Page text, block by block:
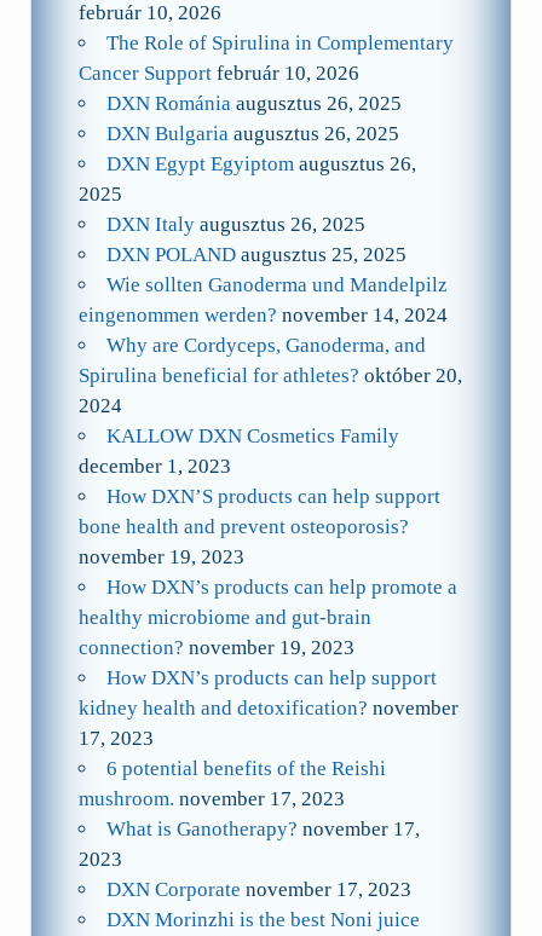
február 10, 2026
The Role of Spirulina in Complementary
Cancer Support február 10, 2026
DXN Románia augusztus 26, 2025
DXN Bulgaria augusztus 26, 2025
DXN Egypt Egyiptom augusztus 26,
2025
DXN Italy augusztus 26, 2025
DXN POLAND augusztus 25, 2025
Wie sollten Ganoderma und Mandelpilz
eingenommen werden? november 14, 2024
Why are Cordyceps, Ganoderma, and
Spirulina beneficial for athletes? október 20,
2024
KALLOW DXN Cosmetics Family
december 1, 2023
How DXN’S products can help support
bone health and prevent osteoporosis?
november 19, 2023
How DXN’s products can help promote a
healthy microbiome and gut-brain
connection? november 19, 2023
How DXN’s products can help support
kidney health and detoxification? november
17, 2023
6 potential benefits of the Reishi
mushroom. november 17, 2023
What is Ganotherapy? november 17,
2023
DXN Corporate november 17, 2023
DXN Morinzhi is the best Noni juice